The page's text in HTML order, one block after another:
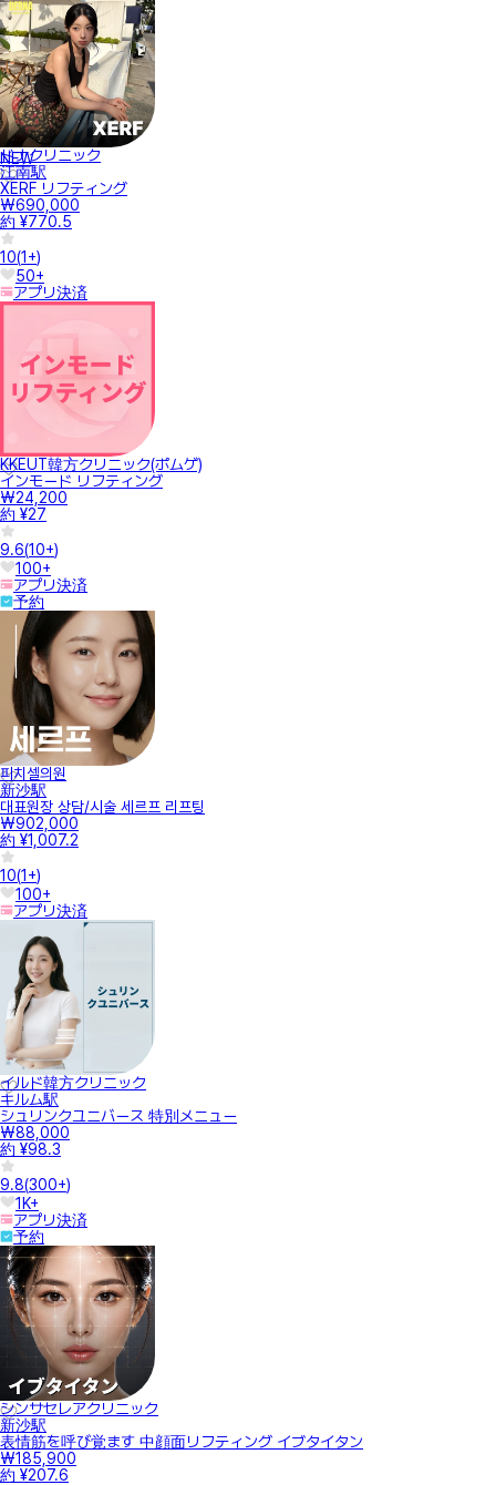
NEW
ドナクリニック
江南駅
XERF リフティング
₩690,000
約 ¥770.5
10(1+)
50+
アプリ決済
KKEUT韓方クリニック(ポムゲ)
インモード リフティング
₩24,200
約 ¥27
9.6(10+)
100+
アプリ決済
予約
피치셀의원
新沙駅
대표원장 상담/시술 세르프 리프팅
₩902,000
約 ¥1,007.2
10(1+)
100+
アプリ決済
イルド韓方クリニック
キルム駅
シュリンクユニバース 特別メニュー
₩88,000
約 ¥98.3
9.8(300+)
1K+
アプリ決済
予約
シンサセレアクリニック
新沙駅
表情筋を呼び覚ます 中顔面リフティング イブタイタン
₩185,900
約 ¥207.6